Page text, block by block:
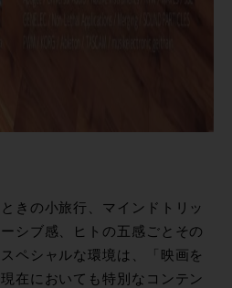
きの小旅行、マインドトリッ
シブ感、ヒトの五感ごとその
ペシャルな環境は、「映画を
在においても特別なコンテン